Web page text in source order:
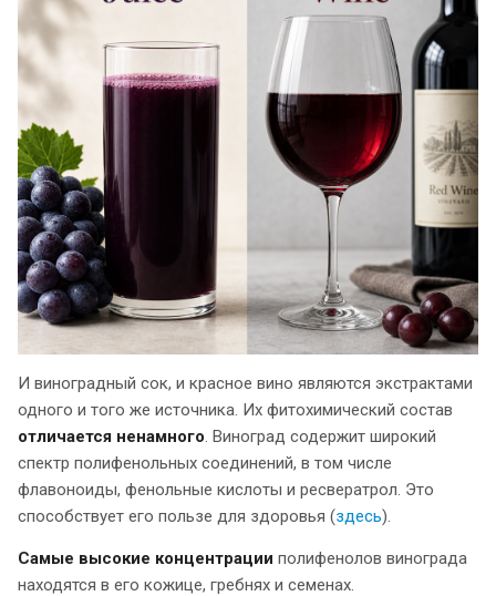
И виноградный сок, и красное вино являются экстрактами
одного и того же источника. Их фитохимический состав
отличается ненамного. Виноград содержит широкий
спектр полифенольных соединений, в том числе
флавоноиды, фенольные кислоты и ресвератрол. Это
способствует его пользе для здоровья (здесь).
Самые высокие концентрации полифенолов винограда
находятся в его кожице, гребнях и семенах.